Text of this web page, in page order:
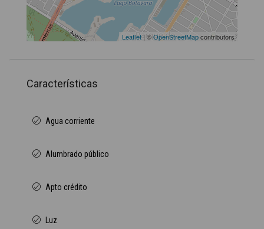
Leaflet| ©OpenStreetMapcontributors
Características
Agua corriente
Alumbrado público
Apto crédito
Luz